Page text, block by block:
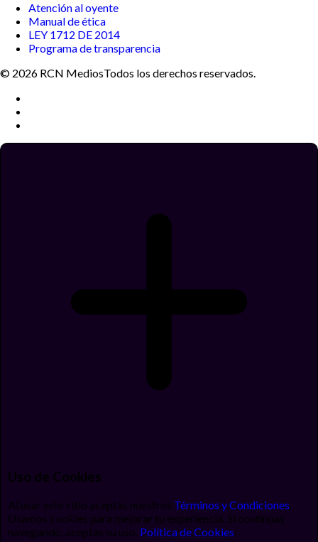
Atención al oyente
Manual de ética
LEY 1712 DE 2014
Programa de transparencia
© 2026 RCN MediosTodos los derechos reservados.
Uso de Cookies
Al usar este sitio aceptas nuestros Términos y Condiciones.
Usamos cookies para mejorar tu experiencia. Si continúas
navegando, aceptas su uso. Política de Cookies.